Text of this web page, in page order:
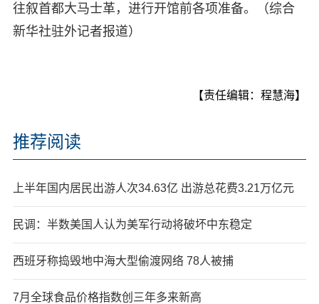
往叙首都大马士革，进行开馆前各项准备。（综合
新华社驻外记者报道）
【责任编辑：程慧海】
推荐阅读
上半年国内居民出游人次34.63亿 出游总花费3.21万亿元
民调：半数美国人认为美军行动将破坏中东稳定
西班牙称捣毁地中海大型偷渡网络 78人被捕
7月全球食品价格指数创三年多来新高